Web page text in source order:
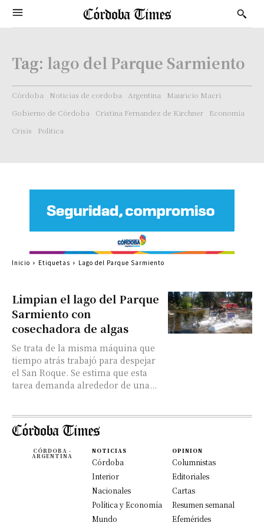
Tag: lago del Parque Sarmiento
Córdoba Noticias de cordoba Argentina
Mauricio Macri
Gobierno de Córdoba
Cristina Fernandez de Kirchner
Economía
Crisis
Politica
Limpian el lago del Parque
Sarmiento con
cosechadora de algas
Se trata de la misma máquina que
tiempo atrás trabajó para despejar
el San Roque. Se estima que esta
tarea demanda alrededor de una...
Inicio Etiquetas Lago del Parque Sarmiento
CÓRDOBA -
ARGENTINA
NOTICIAS
Córdoba
Interior
Nacionales
Política y Economía
Mundo
OPINION
Columnistas
Editoriales
Cartas
Resumen semanal
Efemérides